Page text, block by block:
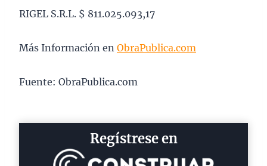
RIGEL S.R.L. $ 811.025.093,17
Más Información en ObraPublica.com
Fuente: ObraPublica.com
Regístrese en